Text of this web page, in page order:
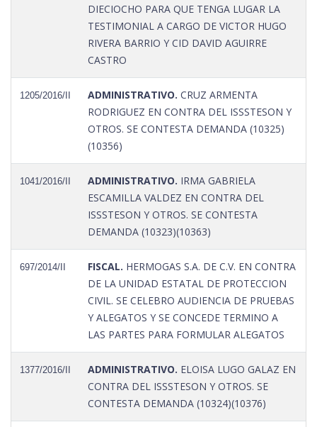
DIECIOCHO PARA QUE TENGA LUGAR LA
TESTIMONIAL A CARGO DE VICTOR HUGO
RIVERA BARRIO Y CID DAVID AGUIRRE
CASTRO
1205/2016/II ADMINISTRATIVO. CRUZ ARMENTA
RODRIGUEZ EN CONTRA DEL ISSSTESON Y
OTROS. SE CONTESTA DEMANDA (10325)
(10356)
1041/2016/II ADMINISTRATIVO. IRMA GABRIELA
ESCAMILLA VALDEZ EN CONTRA DEL
ISSSTESON Y OTROS. SE CONTESTA
DEMANDA (10323)(10363)
697/2014/II FISCAL. HERMOGAS S.A. DE C.V. EN CONTRA
DE LA UNIDAD ESTATAL DE PROTECCION
CIVIL. SE CELEBRO AUDIENCIA DE PRUEBAS
Y ALEGATOS Y SE CONCEDE TERMINO A
LAS PARTES PARA FORMULAR ALEGATOS
1377/2016/II ADMINISTRATIVO. ELOISA LUGO GALAZ EN
CONTRA DEL ISSSTESON Y OTROS. SE
CONTESTA DEMANDA (10324)(10376)